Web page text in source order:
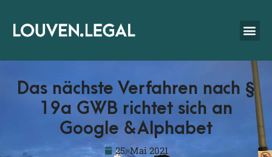
Das nächste Verfahren nach §
19a GWB richtet sich an
Google & Alphabet
25. Mai 2021